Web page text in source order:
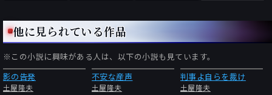
他に見られている作品
※この小説に興味がある人は、以下の小説も見ています。
影の告発
土屋隆夫
不安な産声
土屋隆夫
判事よ自らを裁け
土屋隆夫